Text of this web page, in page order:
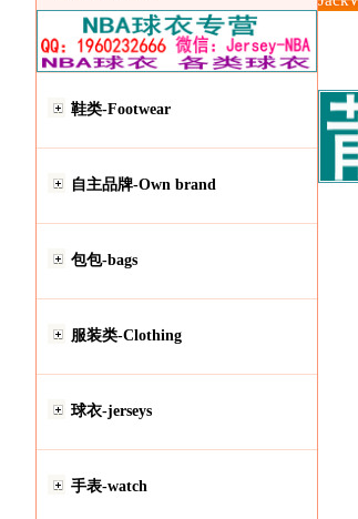
鞋类-Footwear
自主品牌-Own brand
包包-bags
服装类-Clothing
球衣-jerseys
手表-watch